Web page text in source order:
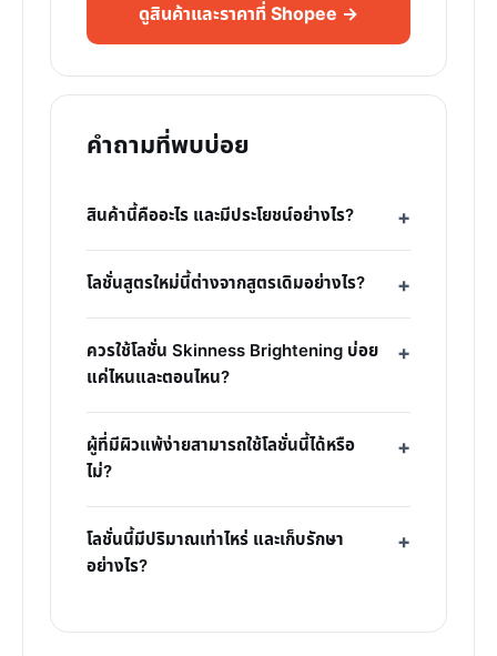
ดูสินค้าและราคาที่ Shopee →
คำถามที่พบบ่อย
สินค้านี้คืออะไร และมีประโยชน์อย่างไร?
โลชั่นสูตรใหม่นี้ต่างจากสูตรเดิมอย่างไร?
ควรใช้โลชั่น Skinness Brightening บ่อย
แค่ไหนและตอนไหน?
ผู้ที่มีผิวแพ้ง่ายสามารถใช้โลชั่นนี้ได้หรือ
ไม่?
โลชั่นนี้มีปริมาณเท่าไหร่ และเก็บรักษา
อย่างไร?